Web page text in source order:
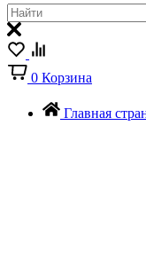
0 Корзина
Главная